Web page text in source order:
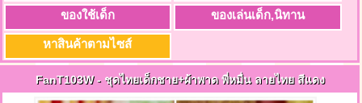
ของใช้เด็ก ของเล่นเด็ก,นิทาน
หาสินค้าตามไซส์
FanT103W- ชุดไทยเด็กชาย+ผ้าพาด พี่หมื่น ลายไทย สีแดง